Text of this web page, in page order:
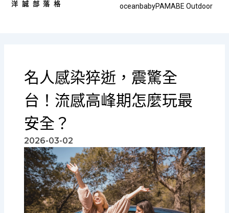
洋誠部落格 oceanbabyPAMABE Outdoor
名人感染猝逝，震驚全
台！流感高峰期怎麼玩最
安全？
2026-03-02